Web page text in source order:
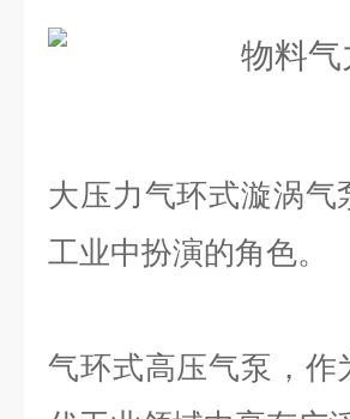
大压力气环式漩涡
工业中扮演的角色。
气环式高压气泵，